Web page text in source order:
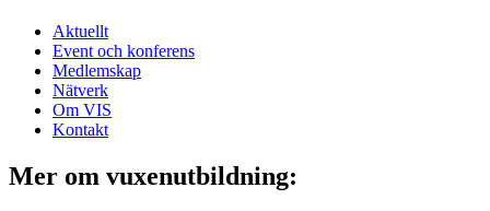
Aktuellt
Event och konferens
Medlemskap
Nätverk
Om VIS
Kontakt
Mer om vuxenutbildning: